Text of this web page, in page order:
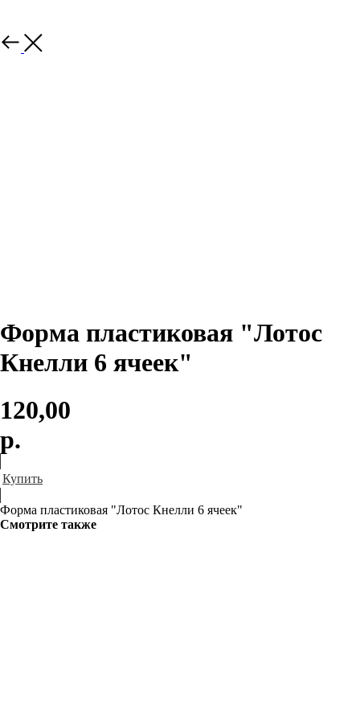
Назад
Форма пластиковая "Лотос
Кнелли 6 ячеек"
120,00
р.
Купить
Форма пластиковая "Лотос Кнелли 6 ячеек"
Смотрите также